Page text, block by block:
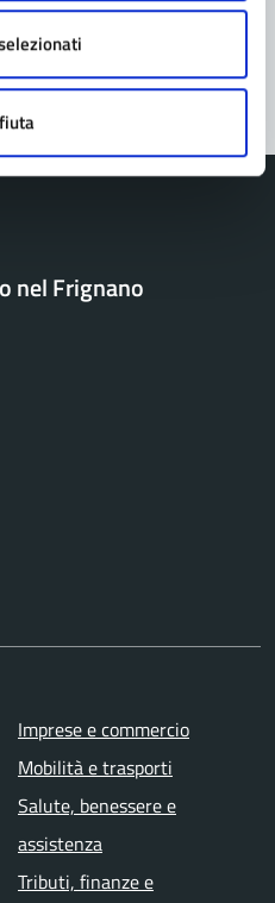
nel Frignano
Imprese e commercio
Mobilità e trasporti
Salute, benessere e
assistenza
Tributi, finanze e